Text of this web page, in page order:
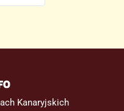
Kanaryjskich